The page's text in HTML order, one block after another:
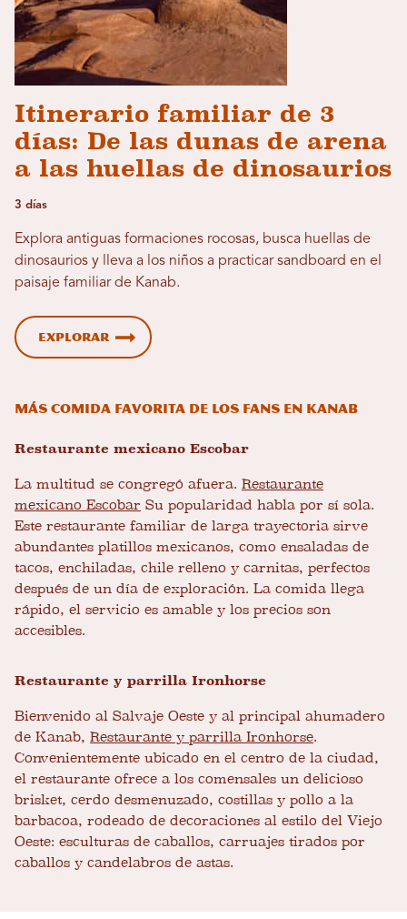
Itinerario familiar de 3
días: De las dunas de arena
a las huellas de dinosaurios
3 días
Explora antiguas formaciones rocosas, busca huellas de
dinosaurios y lleva a los niños a practicar sandboard en el
paisaje familiar de Kanab.
Explorar
Más comida favorita de los fans en Kanab
Restaurante mexicano Escobar
La multitud se congregó afuera. Restaurante
mexicano Escobar Su popularidad habla por sí sola.
Este restaurante familiar de larga trayectoria sirve
abundantes platillos mexicanos, como ensaladas de
tacos, enchiladas, chile relleno y carnitas, perfectos
después de un día de exploración. La comida llega
rápido, el servicio es amable y los precios son
accesibles.
Restaurante y parrilla Ironhorse
Bienvenido al Salvaje Oeste y al principal ahumadero
de Kanab, Restaurante y parrilla Ironhorse.
Convenientemente ubicado en el centro de la ciudad,
el restaurante ofrece a los comensales un delicioso
brisket, cerdo desmenuzado, costillas y pollo a la
barbacoa, rodeado de decoraciones al estilo del Viejo
Oeste: esculturas de caballos, carruajes tirados por
caballos y candelabros de astas.